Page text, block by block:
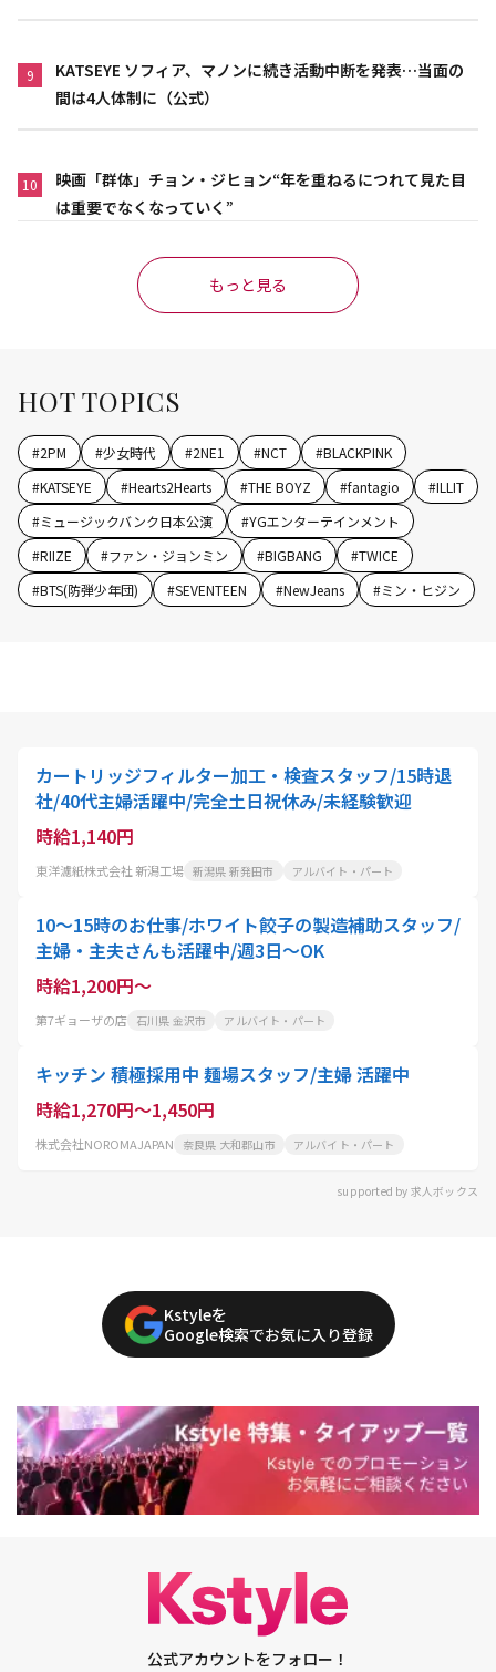
9
KATSEYE ソフィア、マノンに続き活動中断を発表…当面の
間は4人体制に（公式）
10
映画「群体」チョン・ジヒョン“年を重ねるにつれて見た目
は重要でなくなっていく”
もっと見る
HOT TOPICS
#2PM #少女時代 #2NE1 #NCT #BLACKPINK
#KATSEYE #Hearts2Hearts #THE BOYZ #fantagio #ILLIT
#ミュージックバンク日本公演 #YGエンターテインメント
#RIIZE #ファン・ジョンミン #BIGBANG #TWICE
#BTS(防弾少年団) #SEVENTEEN #NewJeans #ミン・ヒジン
カートリッジフィルター加工・検査スタッフ/15時退
社/40代主婦活躍中/完全土日祝休み/未経験歓迎
時給1,140円
東洋濾紙株式会社 新潟工場 新潟県 新発田市 アルバイト・パート
10～15時のお仕事/ホワイト餃子の製造補助スタッフ/
主婦・主夫さんも活躍中/週3日～OK
時給1,200円～
第7ギョーザの店 石川県 金沢市 アルバイト・パート
キッチン 積極採用中 麺場スタッフ/主婦 活躍中
時給1,270円～1,450円
株式会社NOROMAJAPAN 奈良県 大和郡山市 アルバイト・パート
supported by 求人ボックス
Kstyleを
Google検索でお気に入り登録
公式アカウントをフォロー！